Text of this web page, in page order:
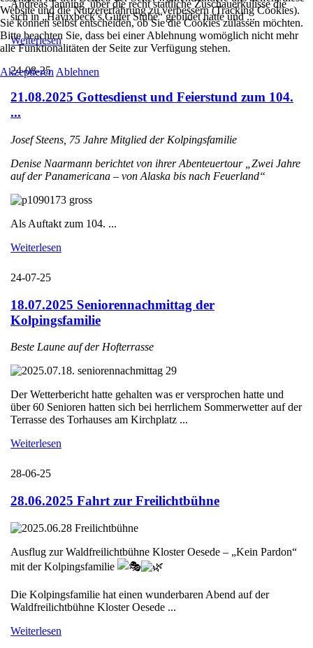
Andreas Janning über die recht stattliche Zuschauerkulisse die
sich in „Havixbeck’s Guter Stube“ gebildet hatte und ...
Weiterlesen
24-08-25
21.08.2025 Gottesdienst und Feierstund zum 104.
...
Josef Steens, 75 Jahre Mitglied der Kolpingsfamilie
Denise Naarmann berichtet von ihrer Abenteuertour „Zwei Jahre
auf der Panamericana – von Alaska bis nach Feuerland“
Als Auftakt zum 104. ...
Weiterlesen
24-07-25
18.07.2025 Seniorennachmittag der
Kolpingsfamilie
Beste Laune auf der Hofterrasse
Der Wetterbericht hatte gehalten was er versprochen hatte und
über 60 Senioren hatten sich bei herrlichem Sommerwetter auf der
Terrasse des Torhauses am Kirchplatz ...
Weiterlesen
28-06-25
28.06.2025 Fahrt zur Freilichtbühne
Ausflug zur Waldfreilichtbühne Kloster Oesede – „Kein Pardon“
mit der Kolpingsfamilie
Die Kolpingsfamilie hat einen wunderbaren Abend auf der
Waldfreilichtbühne Kloster Oesede ...
Weiterlesen
Website und die Nutzererfahrung zu verbessern (Tracking Cookies).
Sie können selbst entscheiden, ob Sie die Cookies zulassen möchten.
Bitte beachten Sie, dass bei einer Ablehnung womöglich nicht mehr
alle Funktionalitäten der Seite zur Verfügung stehen.
Akzeptieren Ablehnen